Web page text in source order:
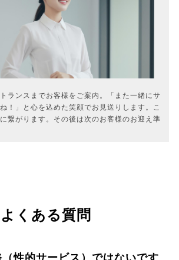
ランスまでお客様をご案内。「また一緒にサ
！」と心を込めた笑顔でお見送りします。こ
繋がります。その後は次のお客様のお迎え準
くある質問
性的サービス）ではないです